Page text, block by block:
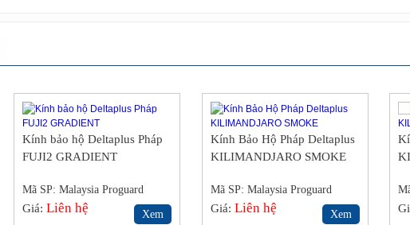
Kính bảo hộ Deltaplus Pháp
FUJI2 GRADIENT
Mã SP: Malaysia Proguard
S5BS
Giá:Liên hệ Xem
Kính Bảo Hộ Pháp Deltaplus
KILIMANDJARO SMOKE
Mã SP: Malaysia Proguard
S5BS
Giá: Liên hệ Xem